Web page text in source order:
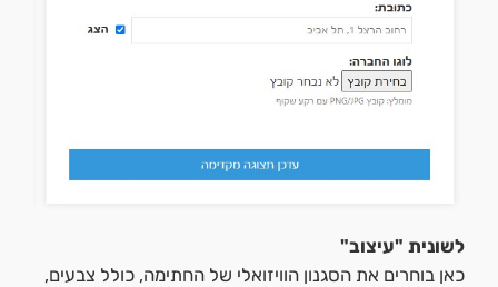
לשונית "עיצוב"
כאן בוחרים את הסגנון הוויזואלי של החתימה, כולל צבעים,